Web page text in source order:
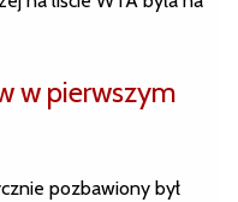
w pierwszym
pozbawiony był